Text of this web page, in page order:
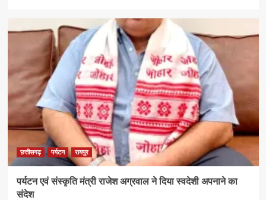
गुजरात
में
छत्तीसगढ़
पर्यटन
की
दमदार
दस्तक
छत्तीसगढ़ पर्यटन रायपुर
पर्यटन एवं संस्कृति मंत्री राजेश अग्रवाल ने दिया स्वदेशी अपनाने का
संदेश